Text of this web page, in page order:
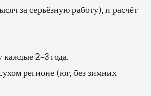
за серьёзную работу), и расчёт
2–3 года.
регионе (юг, без зимних